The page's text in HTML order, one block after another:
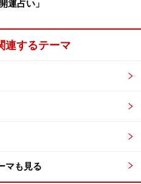
運勢は？
秤座（9月23日～10月
にできるかどうか、慎重に
運占い」
連するテーマ
マも見る